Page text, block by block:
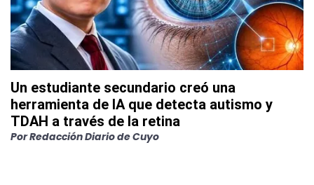
Un estudiante secundario creó una
herramienta de IA que detecta autismo y
TDAH a través de la retina
PorRedacción Diario de Cuyo